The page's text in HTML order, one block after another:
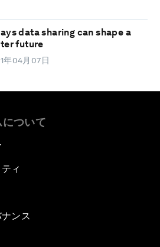
data sharing can shape a
future
年04月07日
ついて
ィ
ンス